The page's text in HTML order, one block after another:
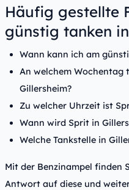
Häufig gestellte
günstig tanken
Wann kann ich am
An welchem Wochentag
Gillersheim?
Zu welcher Uhrzeit ist
Wann wird Sprit in
Welche Tankstelle in
Mit der Benzinampel finden
Antwort auf diese und